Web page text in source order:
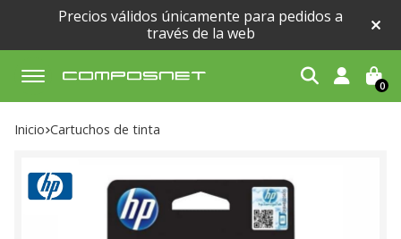
Precios válidos únicamente para pedidos a
través de la web
Buscar 0
Inicio cartuchos de tinta